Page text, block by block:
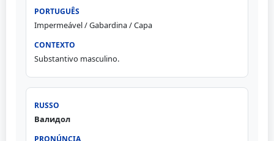
Impermeável / Gabardina / Capa
Substantivo masculino.
Валидол